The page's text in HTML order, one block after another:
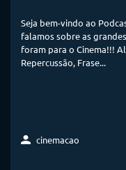
Seja bem-vindo ao
falamos sobre as
foram para o Cinema!!!
Repercussão, Frase...
cinemacao